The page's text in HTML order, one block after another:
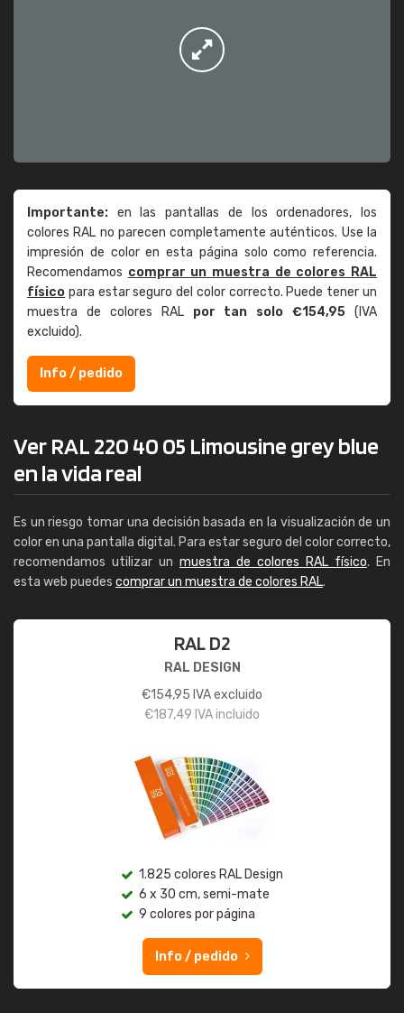
Importante: en las pantallas de los ordenadores, los
colores RAL no parecen completamente auténticos. Use la
impresión de color en esta página solo como referencia.
Recomendamos comprar un muestra de colores RAL
físico para estar seguro del color correcto. Puede tener un
muestra de colores RAL por tan solo €154,95 (IVA
excluido).
Info / pedido
Ver RAL 220 40 05 Limousine grey blue
en la vida real
Es un riesgo tomar una decisión basada en la visualización de un
color en una pantalla digital. Para estar seguro del color correcto,
recomendamos utilizar un muestra de colores RAL físico. En
esta web puedes comprar un muestra de colores RAL.
RAL D2
RAL DESIGN
€154,95 IVA excluido
€187,49 IVA incluido
1.825 colores RAL Design
6 x 30 cm, semi-mate
9 colores por página
Info / pedido